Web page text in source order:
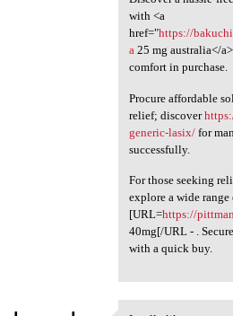
with <a
href="https://
a 25 mg australia</
comfort in purchase.
Procure affordable
relief; discover
generic-lasix/for
successfully.
For those seeking
explore a wide
[URL=https://
40mg[/URL - .
with a quick buy.